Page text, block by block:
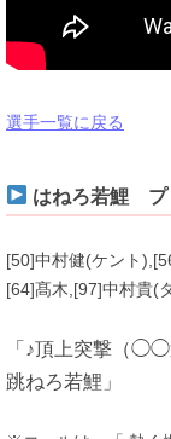
選手一覧に戻る
はねろ若鯉 プ
[50]中村健(ケント
[64]髙木,[97]中村貴(
「♪頂上突撃（
跳ねろ若鯉」